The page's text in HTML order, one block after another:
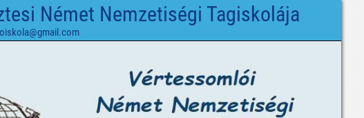
Német Nemzetiségi Tagiskolája